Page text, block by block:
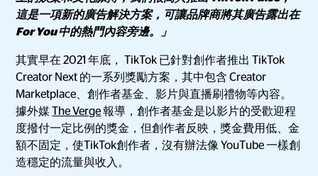
這是一項新的廣告解決方案，可讓品牌商將其廣告露出在
For You 中的熱門內容旁邊。」
其實早在 2021 年底， TikTok 已針對創作者推出 TikTok
Creator Next 的一系列獎勵方案，其中包含 Creator
Marketplace、創作者基金、影片與直播刷禮物等內容。
據外媒The Verge報導，創作者基金是以影片的受歡迎程
度撥付一定比例的獎金，但創作者反映，獎金費用低、金
額不固定，使TikTok創作者，沒有辦法像 YouTube 一樣創
造穩定的流量與收入。